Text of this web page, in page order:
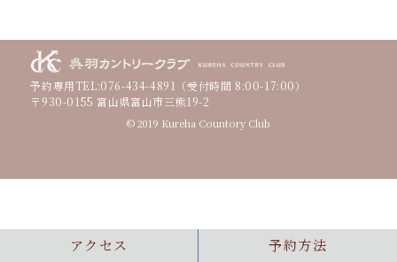
予約専用TEL:076-434-4891 （受付時間 8:00-17:00）
〒930-0155 富山県富山市三熊19-2
© 2019 Kureha Countory Club
アクセス 予約方法